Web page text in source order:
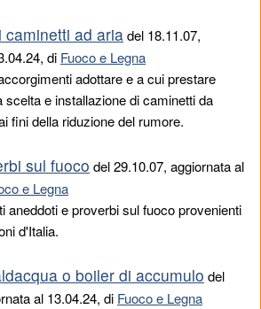
caminetti ad ariadel 18.11.07,
di Fuoco e Legna
adottare e a cui prestare
scelta e installazione di caminetti da
fini della riduzione del rumore.
sul fuoco del29.10.07, aggiornata al
e Legna
aneddoti e proverbi sul fuoco provenienti
d'Italia.
o boiler di accumulo del
al 13.04.24, di Fuoco e Legna